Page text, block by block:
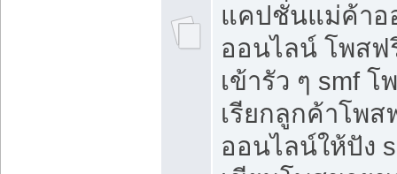
แคปชั่นแม่ค้า
ออนไลน์ โพสฟ
เข้ารัว ๆ smf
เรียกลูกค้าโพส
ออนไลน์ให้ปัง